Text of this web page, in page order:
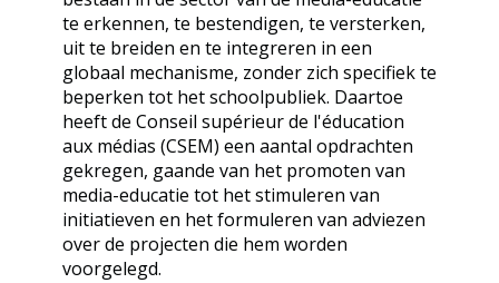
te erkennen, te bestendigen, te versterken,
uit te breiden en te integreren in een
globaal mechanisme, zonder zich specifiek te
beperken tot het schoolpubliek. Daartoe
heeft de Conseil supérieur de l'éducation
aux médias (CSEM) een aantal opdrachten
gekregen, gaande van het promoten van
media-educatie tot het stimuleren van
initiatieven en het formuleren van adviezen
over de projecten die hem worden
voorgelegd.